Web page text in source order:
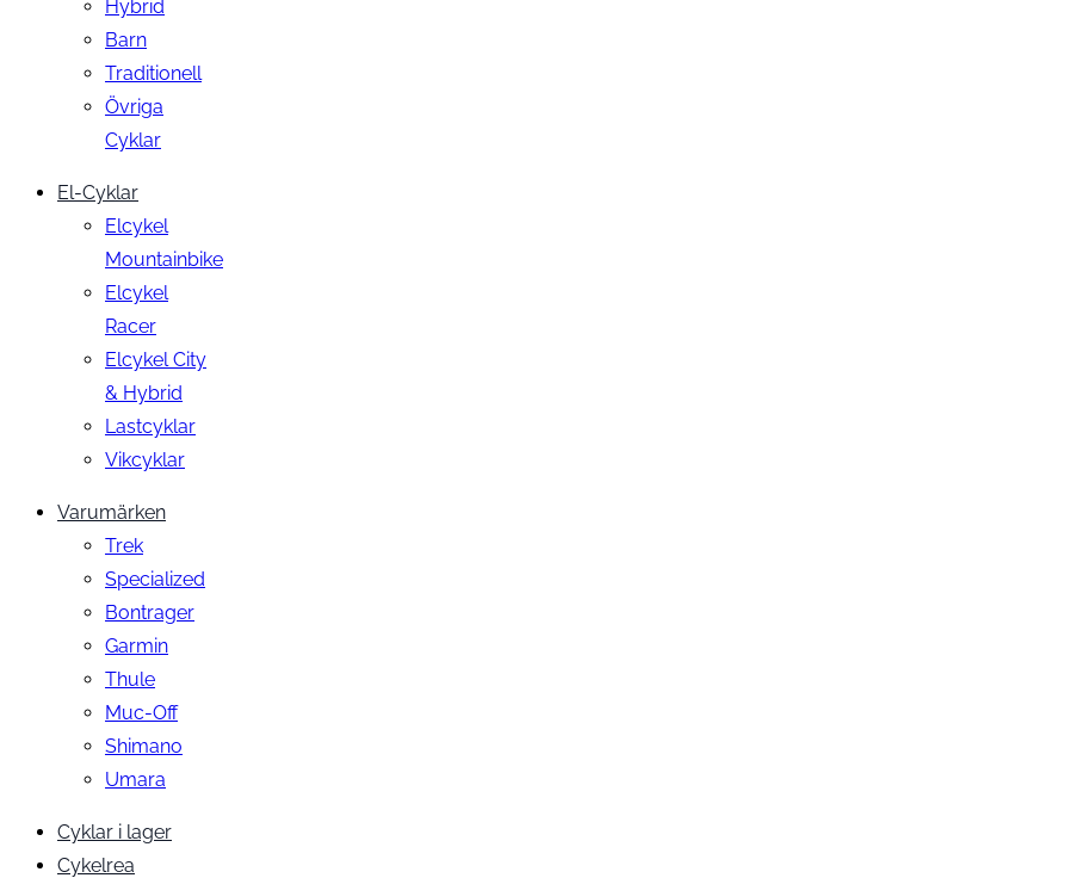
Hybrid
Barn
Traditionell
Övriga
Cyklar
El-Cyklar
Elcykel
Mountainbike
Elcykel
Racer
Elcykel City
& Hybrid
Lastcyklar
Vikcyklar
Varumärken
Trek
Specialized
Bontrager
Garmin
Thule
Muc-Off
Shimano
Umara
Cyklar i lager
Cykelrea